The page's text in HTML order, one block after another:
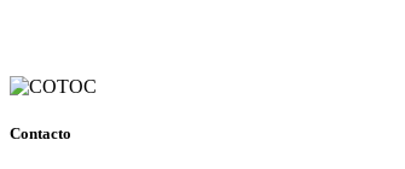
Contacto